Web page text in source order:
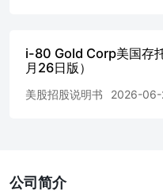
CERTAIN
and the Sales Agent
by reference in this
is it a solicitation of an
i-80 Gold Corp美国存
月26日版）
美股招股说明书 2026-06-
公司简介